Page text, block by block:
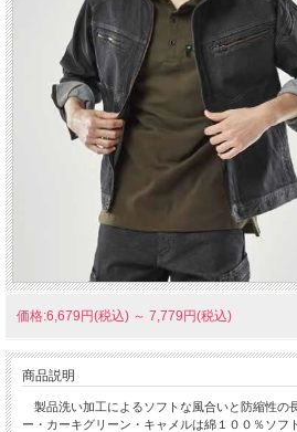
価格:6,679円(税込) ～ 7,779円(税込)
商品説明
製品洗い加工によるソフトな風合いと防縮性の
ー・カーキグリーン・キャメルは綿１００％ソフ